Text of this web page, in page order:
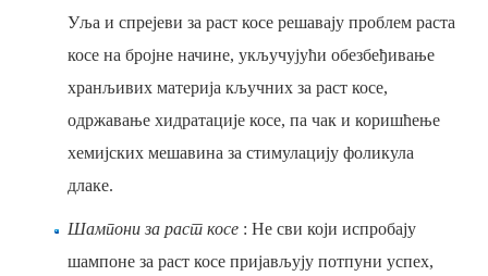
Уља и спрејеви за раст косе решавају проблем раста
косе на бројне начине, укључујући обезбеђивање
хранљивих материја кључних за раст косе,
одржавање хидратације косе, па чак и коришћење
хемијских мешавина за стимулацију фоликула
длаке.
Шампони за раст косе : Не сви који испробају
шампоне за раст косе пријављују потпуни успех,